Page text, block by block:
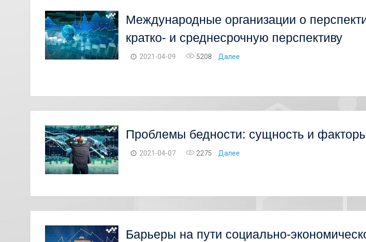
Международные организации о
кратко- и среднесрочную перспективу
2021-04-09 5208 Далее
Проблемы бедности: сущность и
2021-04-07 2275 Далее
Барьеры на пути социально-